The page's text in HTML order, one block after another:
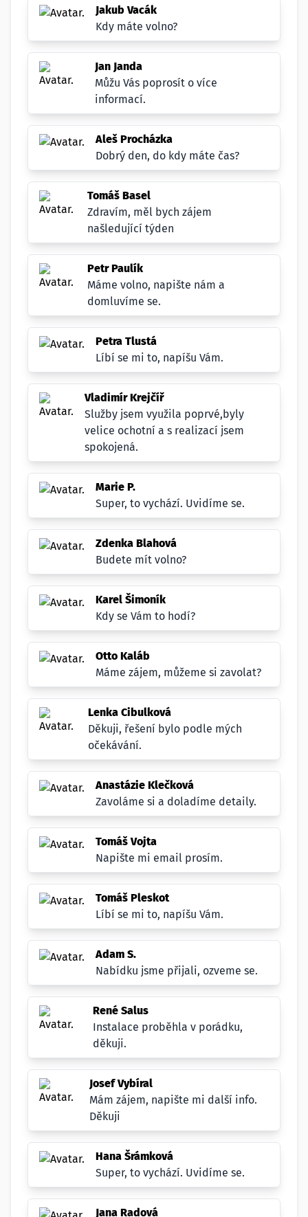
Jakub Vacák
Kdy máte volno?
Jan Janda
Můžu Vás poprosít o více
informací.
Aleš Procházka
Dobrý den, do kdy máte čas?
Tomáš Basel
Zdravím, měl bych zájem
našledující týden
Petr Paulík
Máme volno, napište nám a
domluvíme se.
Petra Tlustá
Líbí se mi to, napíšu Vám.
Vladimír Krejčíř
Služby jsem využila poprvé,byly
velice ochotní a s realizací jsem
spokojená.
Marie P.
Super, to vychází. Uvidíme se.
Zdenka Blahová
Budete mít volno?
Karel Šimoník
Kdy se Vám to hodí?
Otto Kaláb
Máme zájem, můžeme si zavolat?
Lenka Cibulková
Děkuji, řešení bylo podle mých
očekávání.
Anastázie Klečková
Zavoláme si a doladíme detaily.
Tomáš Vojta
Napište mi email prosím.
Tomáš Pleskot
Líbí se mi to, napíšu Vám.
Adam S.
Nabídku jsme přijali, ozveme se.
René Salus
Instalace proběhla v porádku,
děkuji.
Josef Vybíral
Mám zájem, napište mi další info.
Děkuji
Hana Šrámková
Super, to vychází. Uvidíme se.
Jana Radová